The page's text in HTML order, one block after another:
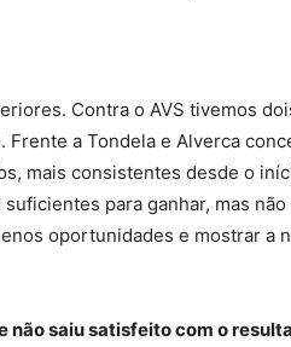
Contra o AVS tivemos
a Tondela e Alverca
mais consistentes desde o
para ganhar, mas não
oportunidades e mostrar a
não saiu satisfeito com o